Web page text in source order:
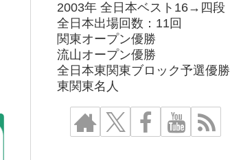
2003年 全日本ベスト16→四段
全日本出場回数：11回
関東オープン優勝
流山オープン優勝
全日本東関東ブロック予選優勝
東関東名人